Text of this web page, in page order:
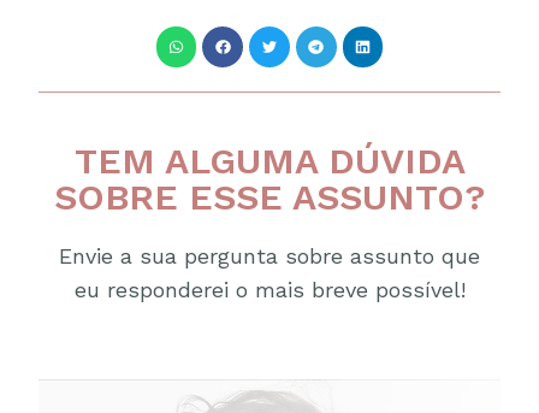
TEM ALGUMA DÚVIDA
SOBRE ESSE ASSUNTO?
Envie a sua pergunta sobre assunto que
eu responderei o mais breve possível!